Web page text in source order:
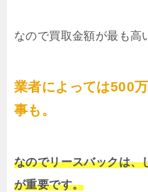
なので買取金額が最も高
業者によっては500
事も。
なのでリースバックは、
が重要です。